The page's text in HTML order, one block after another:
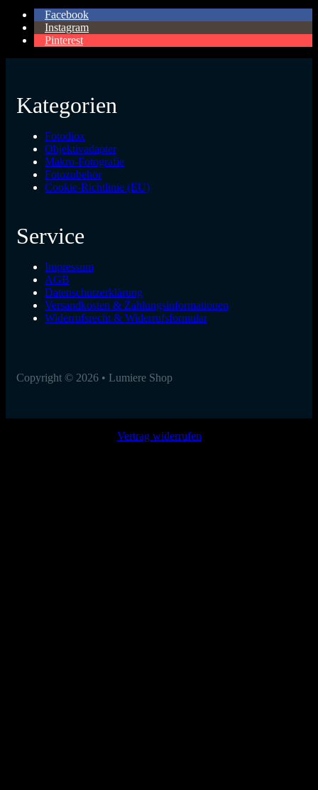
Facebook
Instagram
Pinterest
Kategorien
Fotodiox
Objektivadapter
Makro-Fotografie
Fotozubehör
Cookie-Richtlinie (EU)
Service
Impressum
AGB
Datenschutzerklärung
Versandkosten & Zahlungsinformationen
Widerrufsrecht & Widerrufsformular
Copyright © 2026 • Lumiere Shop
Vertrag widerrufen